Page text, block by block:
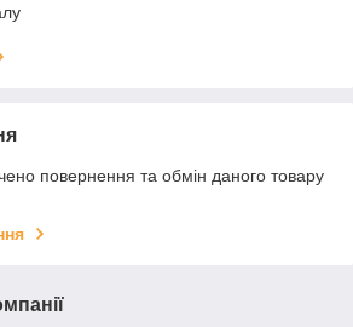
повернення та обмін даного товару